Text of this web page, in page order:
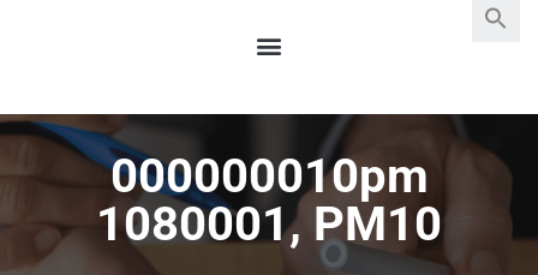
000000010pm
1080001, PM10